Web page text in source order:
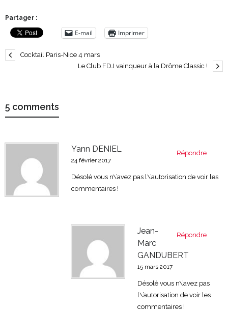
Partager :
E-mail Imprimer
Cocktail Paris-Nice 4 mars
Le Club FDJ vainqueur à la Drôme Classic !
5 comments
Répondre
Yann DENIEL
24 février 2017
Désolé vous n\’avez pas l\’autorisation de voir les
commentaires !
Répondre
Jean-
Marc
GANDUBERT
15 mars 2017
Désolé vous n\’avez pas
l\’autorisation de voir les
commentaires !